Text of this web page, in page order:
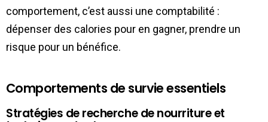
comportement, c’est aussi une comptabilité :
dépenser des calories pour en gagner, prendre un
risque pour un bénéfice.
Comportements de survie essentiels
Stratégies de recherche de nourriture et